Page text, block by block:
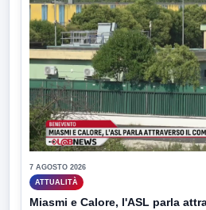
7 AGOSTO 2026
ATTUALITÀ
Miasmi e Calore, l'ASL parla